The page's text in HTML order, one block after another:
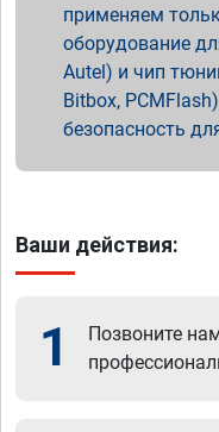
применяем
оборудование
Autel) и чип
Bitbox,
безопасность
Ваши действия:
1 Позвоните